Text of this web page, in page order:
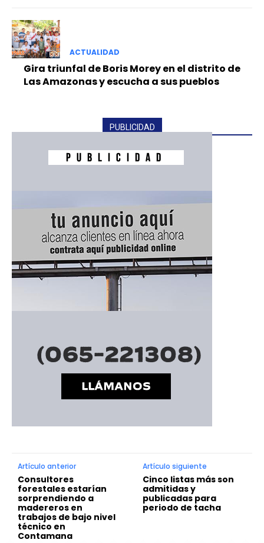
ACTUALIDAD
Gira triunfal de Boris Morey en el distrito de
Las Amazonas y escucha a sus pueblos
PUBLICIDAD
Artículo anterior
Consultores
forestales estarían
sorprendiendo a
madereros en
trabajos de bajo nivel
técnico en
Contamana
Artículo siguiente
Cinco listas más son
admitidas y
publicadas para
periodo de tacha